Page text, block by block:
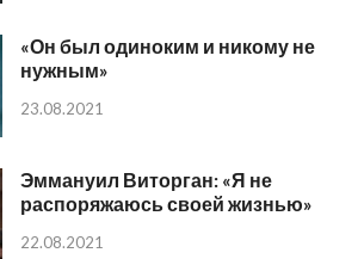
«Он был одиноким и никому не
нужным»
23.08.2021
Эммануил Виторган: «Я не
распоряжаюсь своей жизнью»
22.08.2021